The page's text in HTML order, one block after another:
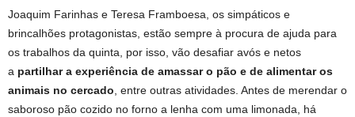
Joaquim Farinhas e Teresa Framboesa, os simpáticos e
brincalhões protagonistas, estão sempre à procura de ajuda para
os trabalhos da quinta, por isso, vão desafiar avós e netos
a partilhar a experiência de amassar o pão e de alimentar os
animais no cercado, entre outras atividades. Antes de merendar o
saboroso pão cozido no forno a lenha com uma limonada, há